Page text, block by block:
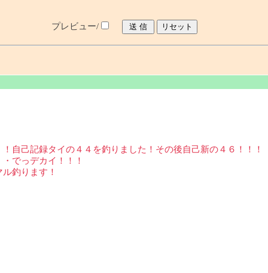
プレビュー/
自己記録タイの４４を釣りました！その後自己新の４６！！！
でっデカイ！！！
釣ります！